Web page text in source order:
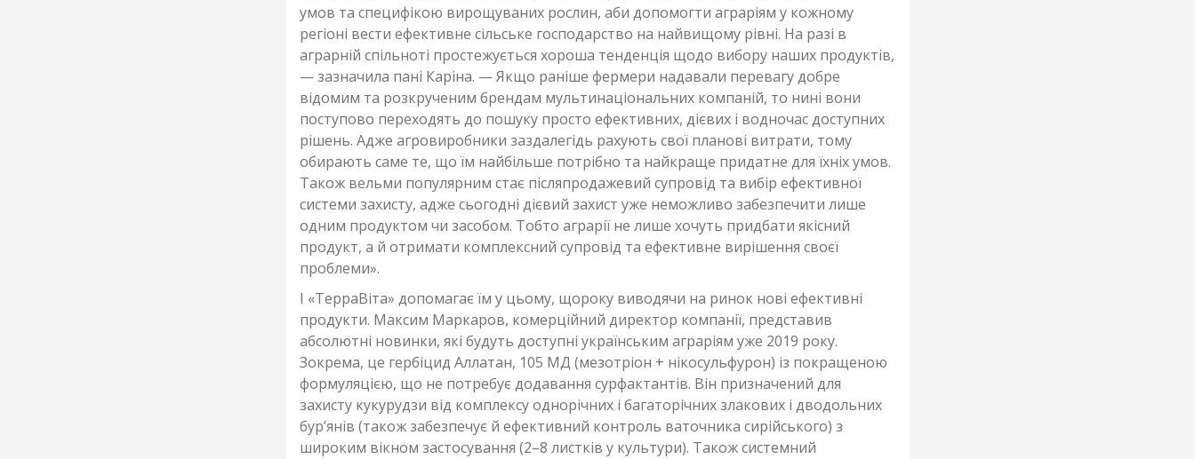
умов та специфікою вирощуваних рослин, аби допомогти аграріям у кожному
регіоні вести ефективне сільське господарство на найвищому рівні. На разі в
аграрній спільноті простежується хороша тенденція щодо вибору наших продуктів,
— зазначила пані Каріна. — Якщо раніше фермери надавали перевагу добре
відомим та розкрученим брендам мультинаціональних компаній, то нині вони
поступово переходять до пошуку просто ефективних, дієвих і водночас доступних
рішень. Адже агровиробники заздалегідь рахують свої планові витрати, тому
обирають саме те, що їм найбільше потрібно та найкраще придатне для їхніх умов.
Також вельми популярним стає післяпродажевий супровід та вибір ефективної
системи захисту, адже сьогодні дієвий захист уже неможливо забезпечити лише
одним продуктом чи засобом. Тобто аграрії не лише хочуть придбати якісний
продукт, а й отримати комплексний супровід та ефективне вирішення своєї
проблеми».
І «ТерраВіта» допомагає їм у цьому, щороку виводячи на ринок нові ефективні
продукти. Максим Маркаров, комерційний директор компанії, представив
абсолютні новинки, які будуть доступні українським аграріям уже 2019 року.
Зокрема, це гербіцид Аллатан, 105 МД (мезотріон + нікосульфурон) із покращеною
формуляцією, що не потребує додавання сурфактантів. Він призначений для
захисту кукурудзи від комплексу однорічних і багаторічних злакових і дводольних
бур’янів (також забезпечує й ефективний контроль ваточника сирійського) з
широким вікном застосування (2–8 листків у культури). Також системний